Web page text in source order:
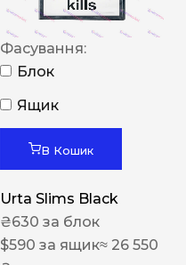
Фасування:
Блок
Ящик
В Кошик
Urta Slims Black
₴630 за блок
$590 за ящик≈ 26 550